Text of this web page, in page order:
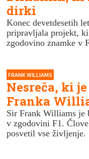
dirki
Konec devetdesetih
pripravljala projekt,
zgodovino znamke v
FRANK WILLIAMS
Nesreča, ki
Franka
Sir Frank Williams je
v zgodovini F1.
posvetil vse življenje.